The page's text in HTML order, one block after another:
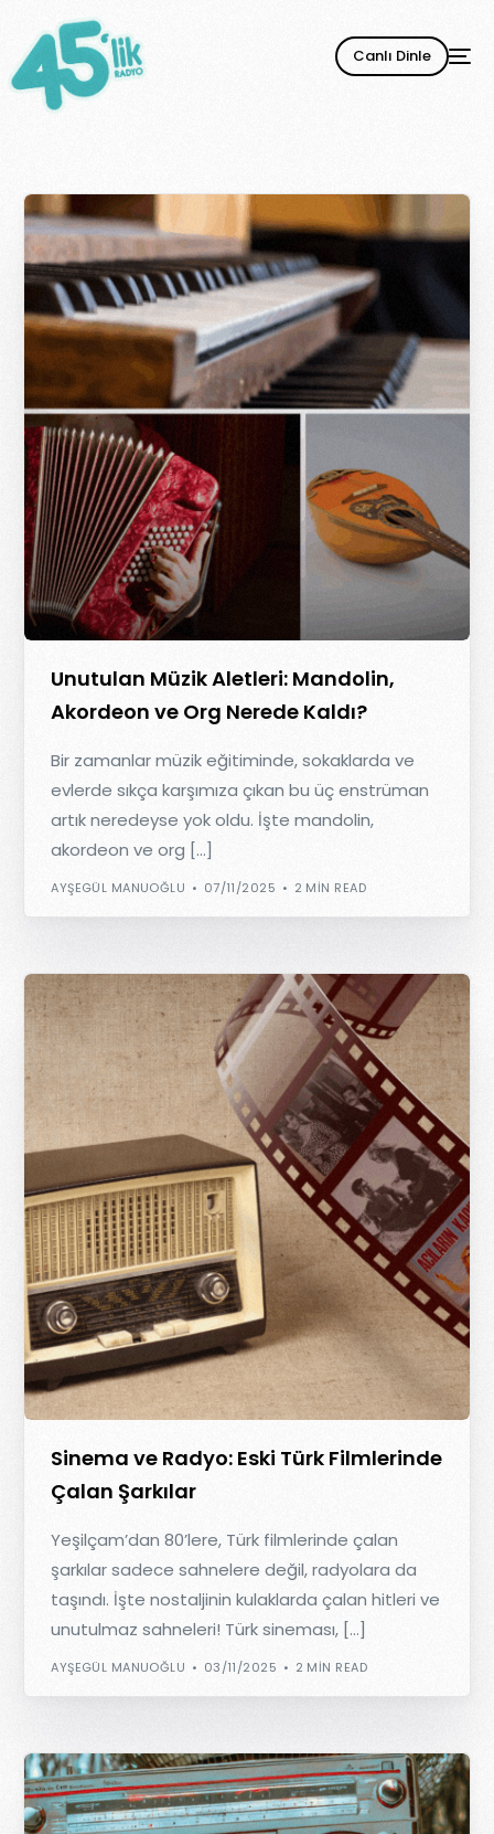
Canlı Dinle
Unutulan Müzik Aletleri: Mandolin,
Akordeon ve Org Nerede Kaldı?
Bir zamanlar müzik eğitiminde, sokaklarda ve
evlerde sıkça karşımıza çıkan bu üç enstrüman
artık neredeyse yok oldu. İşte mandolin,
akordeon ve org […]
AYŞEGÜL MANUOĞLU 07/11/2025 2 MIN READ
Sinema ve Radyo: Eski Türk Filmlerinde
Çalan Şarkılar
Yeşilçam’dan 80’lere, Türk filmlerinde çalan
şarkılar sadece sahnelere değil, radyolara da
taşındı. İşte nostaljinin kulaklarda çalan hitleri ve
unutulmaz sahneleri! Türk sineması, […]
AYŞEGÜL MANUOĞLU 03/11/2025 2 MIN READ
YENİ